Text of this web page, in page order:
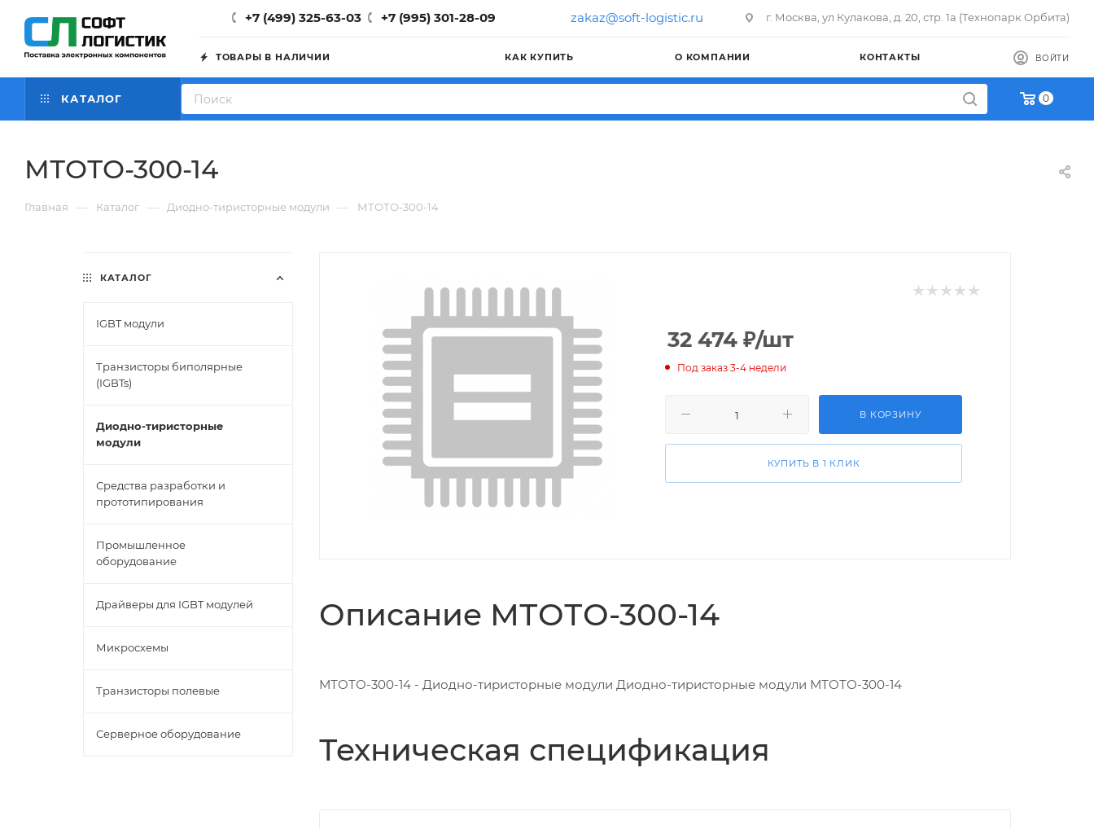
+7 (499) 325-63-03 +7 (995) 301-28-09 zakaz@soft-logistic.ru г. Москва, ул Кулакова, д. 20, стр. 1а (Технопарк Орбита)
ТОВАРЫ В НАЛИЧИИ КАК КУПИТЬ О КОМПАНИИ КОНТАКТЫ ВОЙТИ
0
КАТАЛОГ
МТОТО-300-14
Главная — Каталог — Диодно-тиристорные модули — МТОТО-300-14
32 474 ₽/шт
Под заказ 3-4 недели
В КОРЗИНУ
КУПИТЬ В 1 КЛИК
Описание МТОТО-300-14
МТОТО-300-14 - Диодно-тиристорные модули Диодно-тиристорные модули МТОТО-300-14
Техническая спецификация
КАТАЛОГ
IGBT модули
Транзисторы биполярные
(IGBTs)
Диодно-тиристорные
модули
Средства разработки и
прототипирования
Промышленное
оборудование
Драйверы для IGBT модулей
Микросхемы
Транзисторы полевые
Серверное оборудование